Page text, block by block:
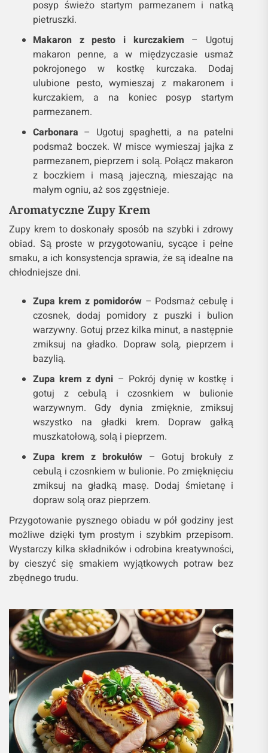
posyp świeżo startym parmezanem i natką
pietruszki.
Makaron z pesto i kurczakiem – Ugotuj
makaron penne, a w międzyczasie usmaż
pokrojonego w kostkę kurczaka. Dodaj
ulubione pesto, wymieszaj z makaronem i
kurczakiem, a na koniec posyp startym
parmezanem.
Carbonara – Ugotuj spaghetti, a na patelni
podsmaż boczek. W misce wymieszaj jajka z
parmezanem, pieprzem i solą. Połącz makaron
z boczkiem i masą jajeczną, mieszając na
małym ogniu, aż sos zgęstnieje.
Aromatyczne Zupy Krem
Zupy krem to doskonały sposób na szybki i zdrowy
obiad. Są proste w przygotowaniu, sycące i pełne
smaku, a ich konsystencja sprawia, że są idealne na
chłodniejsze dni.
Zupa krem z pomidorów– Podsmaż cebulę i
czosnek, dodaj pomidory z puszki i bulion
warzywny. Gotuj przez kilka minut, a następnie
zmiksuj na gładko. Dopraw solą, pieprzem i
bazylią.
Zupa krem z dyni – Pokrój dynię w kostkę i
gotuj z cebulą i czosnkiem w bulionie
warzywnym. Gdy dynia zmięknie, zmiksuj
wszystko na gładki krem. Dopraw gałką
muszkatołową, solą i pieprzem.
Zupa krem z brokułów– Gotuj brokuły z
cebulą i czosnkiem w bulionie. Po zmięknięciu
zmiksuj na gładką masę. Dodaj śmietanę i
dopraw solą oraz pieprzem.
Przygotowanie pysznego obiadu w pół godziny jest
możliwe dzięki tym prostym i szybkim przepisom.
Wystarczy kilka składników i odrobina kreatywności,
by cieszyć się smakiem wyjątkowych potraw bez
zbędnego trudu.